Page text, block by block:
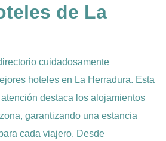
de La
cuidadosamente
hoteles en La Herradura. Esta
destaca los alojamientos
garantizando una estancia
cada viajero. Desde